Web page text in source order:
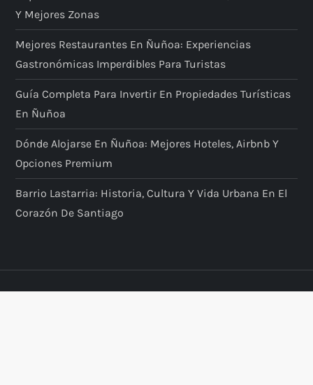
Y Mejores Zonas
Mejores Restaurantes En Ñuñoa: Experiencias
Gastronómicas Imperdibles Para Turistas
Guía Completa Para Invertir En Propiedades Turísticas
En Ñuñoa
Dónde Alojarse En Ñuñoa: Mejores Hoteles, Airbnb Y
Opciones Premium
Barrio Lastarria: Historia, Cultura Y Vida Urbana En El
Corazón De Santiago